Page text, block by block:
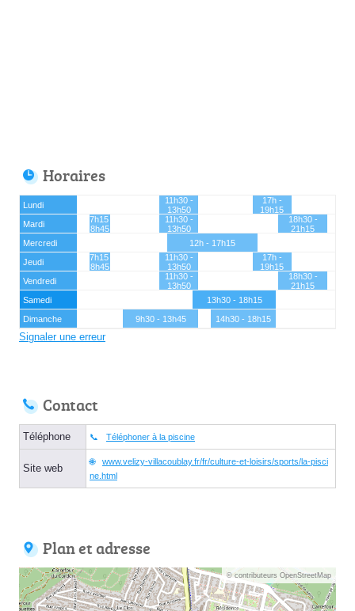
Horaires
Lundi
11h30 -
13h50
17h -
19h15
Mardi
7h15 -
8h45
11h30 -
13h50
18h30 -
21h15
Mercredi
12h - 17h15
Jeudi
7h15 -
8h45
11h30 -
13h50
17h -
19h15
Vendredi
11h30 -
13h50
18h30 -
21h15
Samedi
13h30 - 18h15
Dimanche
9h30 - 13h45 14h30 - 18h15
Signaler une erreur
Contact
Téléphone Téléphoner à la piscine
Site web
www.velizy-villacoublay.fr/fr/culture-et-loisirs/sports/la-pisci
ne.html
Plan et adresse
© contributeurs OpenStreetMap